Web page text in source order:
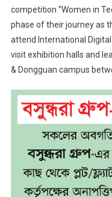
competition “Women in
phase of their journey as
attend International Digital
visit exhibition halls and
& Dongguan campus